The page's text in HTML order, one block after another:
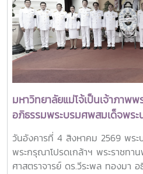
ทพญ.ศรีญาดา ปาลิมาพันธ์ ที่ปรึก
ปทุมนากุล ปลัดกระทรวง อว. ดร
กระทรวง อว. นางศรินยา สาขาก
คณะผู้บริหารหน่วยงานในกระทรว
Chye, President, National
Professor Yang Bin , Vice
University Council Professor
มหาวิทยาลัยแห่งชาติสิงคโปร์
สภามหาวิทยาลัยชิงหวา ตลอดจนป
4 แห่ง ได้แก่ ที่ประชุมอธิการบดีแห่
อธิการบดีมหาวิทยาลัยราชภัฏ (ทป
มหาวิทยาลัยเทคโนโลยีราชมงคล
มหาวิทยาลัยแม่โจ้เป็นเจ้าภาพ
อภิธรรมพระบรมศพสมเด็จพระ
ราชินีนาถ พระบรมราชชนนีพัน
ถวายบังคมพระศพ สมเด็จพระเ
ภา นเรนทิราเทพยวดี กรมหล
วันอังคารที่ 4 สิงหาคม 2569 พระ
พระกรุณาโปรดเกล้าฯ พระราชทา
ศาสตราจารย์ ดร.วีระพล ทองมา